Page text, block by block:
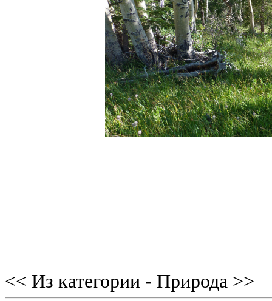
<< Из категории - Природа >>